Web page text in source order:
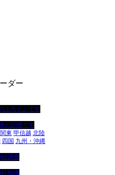
関東 甲信越 北陸
四国 九州・沖縄